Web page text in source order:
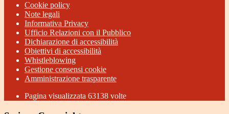
Cookie policy
Note legali
Informativa Privacy
Ufficio Relazioni con il Pubblico
Dichiarazione di accessibilità
Obiettivi di accessibilità
Whistleblowing
Gestione consensi cookie
Amministrazione trasparente
Pagina visualizzata 63138 volte